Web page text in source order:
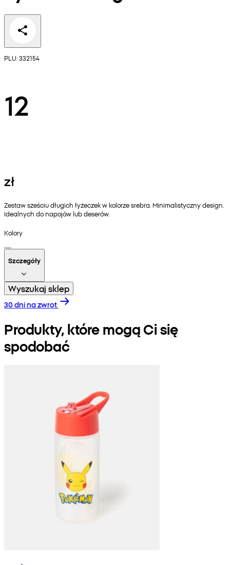
PLU: 332154
12
zł
Zestaw sześciu długich łyżeczek w kolorze srebra. Minimalistyczny design.
Idealnych do napojów lub deserów.
Kolory
Szczegóły
Wyszukaj sklep
30 dni na zwrot
Produkty, które mogą Ci się
spodobać